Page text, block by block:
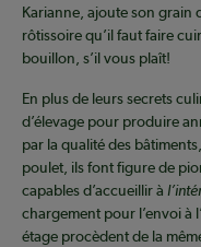
Karianne, ajoute son grain
rôtissoire qu’il faut faire
bouillon, s’il vous plaît!
En plus de leurs secrets
d’élevage pour produire
par la qualité des
poulet, ils font figure de
capables d’accueillir à
chargement pour l’envoi à
étage procèdent de la